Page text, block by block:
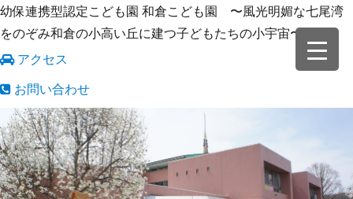
幼保連携型認定こども園 和倉こども園 〜風光明媚な七尾湾
をのぞみ和倉の小高い丘に建つ子どもたちの小宇宙〜
アクセス
お問い合わせ